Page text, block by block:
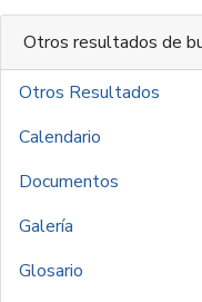
Otros resultados de
Otros Resultados
Calendario
Documentos
Galería
Glosario